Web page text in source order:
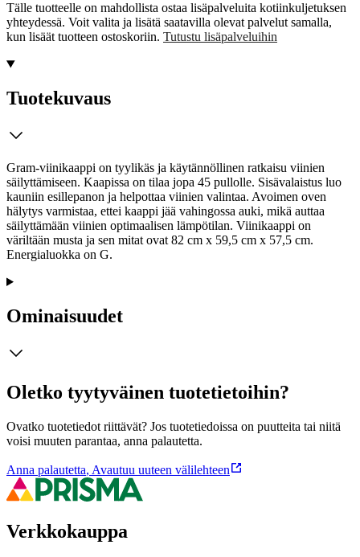
Tälle tuotteelle on mahdollista ostaa lisäpalveluita kotiinkuljetuksen
yhteydessä. Voit valita ja lisätä saatavilla olevat palvelut samalla,
kun lisäät tuotteen ostoskoriin. Tutustu lisäpalveluihin
Tuotekuvaus
Gram-viinikaappi on tyylikäs ja käytännöllinen ratkaisu viinien
säilyttämiseen. Kaapissa on tilaa jopa 45 pullolle. Sisävalaistus luo
kauniin esillepanon ja helpottaa viinien valintaa. Avoimen oven
hälytys varmistaa, ettei kaappi jää vahingossa auki, mikä auttaa
säilyttämään viinien optimaalisen lämpötilan. Viinikaappi on
väriltään musta ja sen mitat ovat 82 cm x 59,5 cm x 57,5 cm.
Energialuokka on G.
Ominaisuudet
Oletko tyytyväinen tuotetietoihin?
Ovatko tuotetiedot riittävät? Jos tuotetiedoissa on puutteita tai niitä
voisi muuten parantaa, anna palautetta.
Anna palautetta, Avautuu uuteen välilehteen
Verkkokauppa